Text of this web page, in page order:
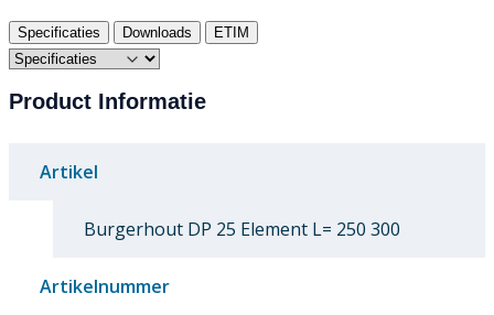
Specificaties Downloads ETIM
Product Informatie
Artikel
Burgerhout DP 25 Element L= 250 300
Artikelnummer